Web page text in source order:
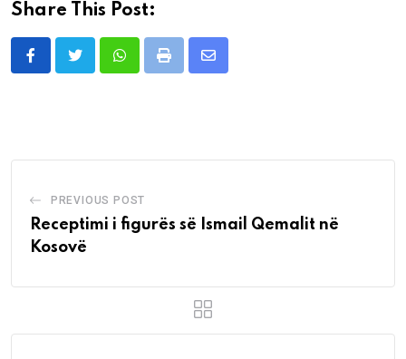
Share This Post:
WhatsappPrint
Share
PREVIOUS POST
Receptimi i figurës së Ismail Qemalit në
Kosovë